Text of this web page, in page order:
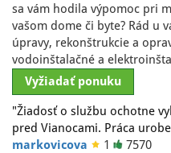
sa vám hodila výpomoc pri
vašom dome či byte? Rád u
úpravy, rekonštrukcie a
vodoinštalačné a
Vyžiadať ponuku
"Žiadosť o službu ochotne
pred Vianocami. Práca
markovicova
1 7570